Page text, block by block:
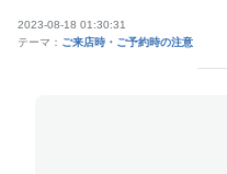
2023-08-18 01:30:31
テーマ： ご来店時・ご予約時の注意